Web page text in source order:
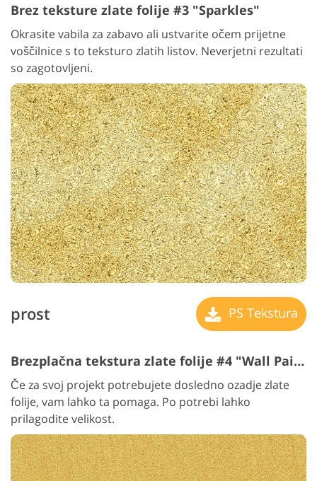
Brez teksture zlate folije #3 "Sparkles"
Okrasite vabila za zabavo ali ustvarite očem prijetne
voščilnice s to teksturo zlatih listov. Neverjetni rezultati
so zagotovljeni.
prost PS Tekstura
Brezplačna tekstura zlate folije #4 "Wall Paint"
Če za svoj projekt potrebujete dosledno ozadje zlate
folije, vam lahko ta pomaga. Po potrebi lahko
prilagodite velikost.